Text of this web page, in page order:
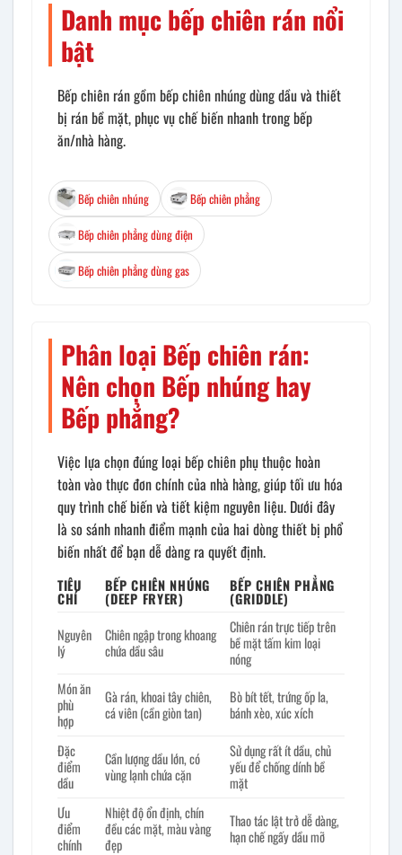
Danh mục bếp chiên rán nổi
bật
Bếp chiên rán gồm bếp chiên nhúng dùng dầu và thiết
bị rán bề mặt, phục vụ chế biến nhanh trong bếp
ăn/nhà hàng.
Bếp chiên nhúng
Bếp chiên phẳng
Bếp chiên phẳng dùng điện
Bếp chiên phẳng dùng gas
Phân loại Bếp chiên rán:
Nên chọn Bếp nhúng hay
Bếp phẳng?
Việc lựa chọn đúng loại bếp chiên phụ thuộc hoàn
toàn vào thực đơn chính của nhà hàng, giúp tối ưu hóa
quy trình chế biến và tiết kiệm nguyên liệu. Dưới đây
là so sánh nhanh điểm mạnh của hai dòng thiết bị phổ
biến nhất để bạn dễ dàng ra quyết định.
TIÊU
CHÍ
BẾP CHIÊN NHÚNG
(DEEP FRYER)
BẾP CHIÊN PHẲNG
(GRIDDLE)
Nguyên
lý
Chiên ngập trong khoang
chứa dầu sâu
Chiên rán trực tiếp trên
bề mặt tấm kim loại
nóng
Món ăn
phù
hợp
Gà rán, khoai tây chiên,
cá viên (cần giòn tan)
Bò bít tết, trứng ốp la,
bánh xèo, xúc xích
Đặc
điểm
dầu
Cần lượng dầu lớn, có
vùng lạnh chứa cặn
Sử dụng rất ít dầu, chủ
yếu để chống dính bề
mặt
Ưu
điểm
chính
Nhiệt độ ổn định, chín
đều các mặt, màu vàng
đẹp
Thao tác lật trở dễ dàng,
hạn chế ngấy dầu mỡ